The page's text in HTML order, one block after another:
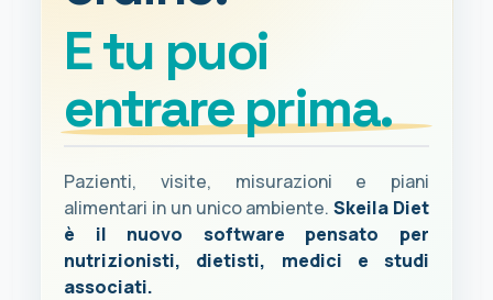
E tu puoi
entrare prima.
Pazienti, visite, misurazioni e piani
alimentari in un unico ambiente.Skeila Diet
è il nuovo software pensato per
nutrizionisti, dietisti, medici e studi
associati.